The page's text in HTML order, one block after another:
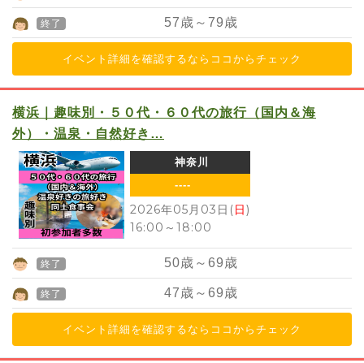
終了 57歳～79歳
イベント詳細を確認するならココからチェック
横浜｜趣味別・５０代・６０代の旅行（国内＆海
外）・温泉・自然好き…
神奈川
----
2026年05月03日(日)
16:00 ～ 18:00
終了 50歳～69歳
終了 47歳～69歳
イベント詳細を確認するならココからチェック